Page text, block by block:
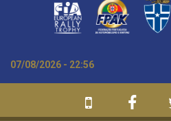
07/08/2026 - 22:56